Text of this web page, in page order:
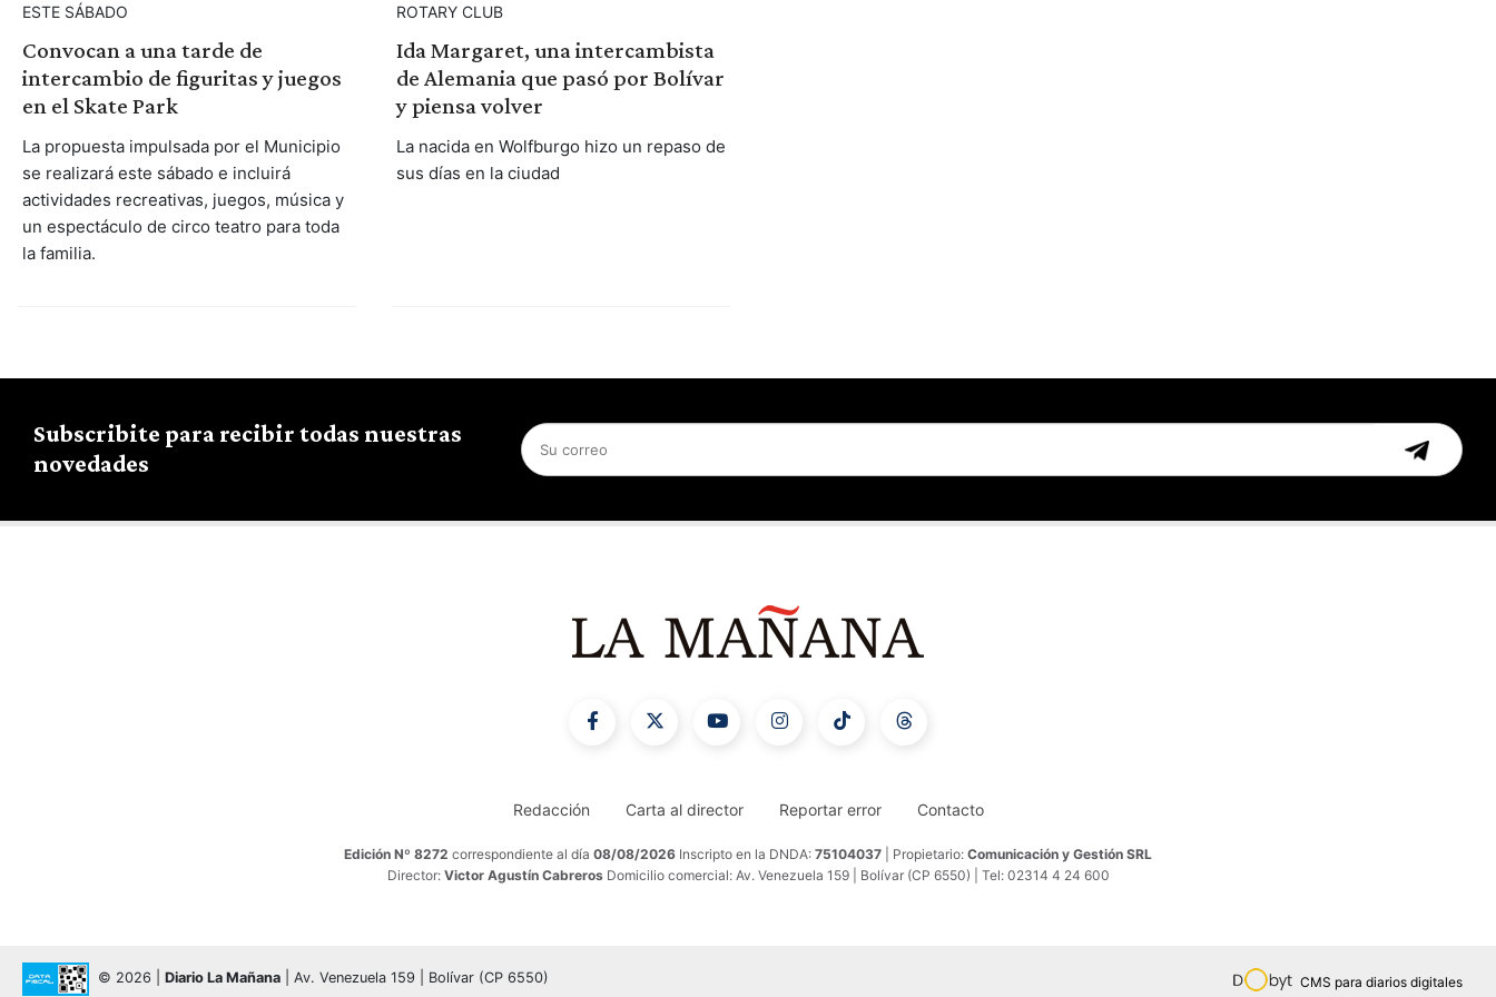
ESTE SÁBADO
Convocan a una tarde de
intercambio de figuritas y juegos
en el Skate Park
La propuesta impulsada por el Municipio
se realizará este sábado e incluirá
actividades recreativas, juegos, música y
un espectáculo de circo teatro para toda
la familia.
ROTARY CLUB
Ida Margaret, una intercambista
de Alemania que pasó por Bolívar
y piensa volver
La nacida en Wolfburgo hizo un repaso de
sus días en la ciudad
Subscribite para recibir todas nuestras
novedades
Redacción Carta al director Reportar error Contacto
Edición Nº 8272 correspondiente al día 08/08/2026 Inscripto en la DNDA: 75104037 | Propietario: Comunicación y Gestión SRL
Director: Victor Agustín Cabreros Domicilio comercial: Av. Venezuela 159 | Bolívar (CP 6550) | Tel: 02314 4 24 600
© 2026 | Diario La Mañana | Av. Venezuela 159 | Bolívar (CP 6550) CMS para diarios digitales